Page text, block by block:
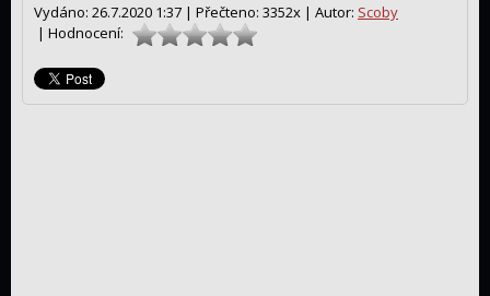
Vydáno: 26.7.2020 1:37 | Přečteno: 3352x | Autor: Scoby
| Hodnocení: